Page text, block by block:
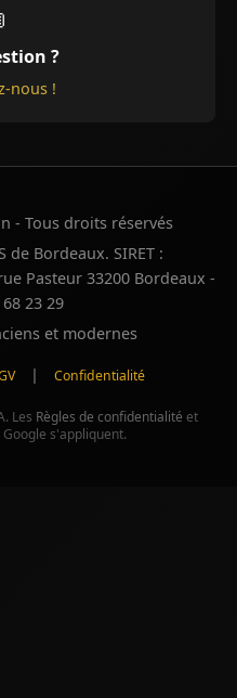
?
nous !
- Tous droits réservés
de Bordeaux. SIRET :
Pasteur 33200 Bordeaux -
23 29
et modernes
| Confidentialité
Les Règles de confidentialité et
Google s'appliquent.